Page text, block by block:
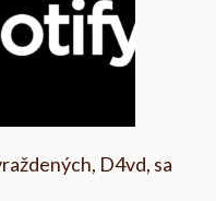
D4vd, sa